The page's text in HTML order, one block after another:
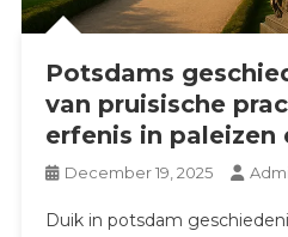
Potsdams
van pruisische
erfenis in paleizen
December 19, 2025
Duik in potsdam